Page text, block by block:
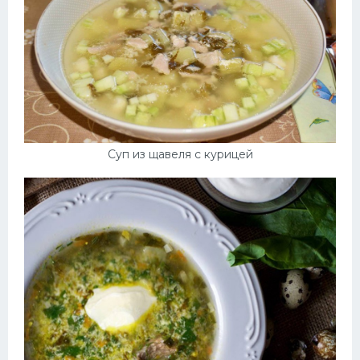
Суп из щавеля с курицей